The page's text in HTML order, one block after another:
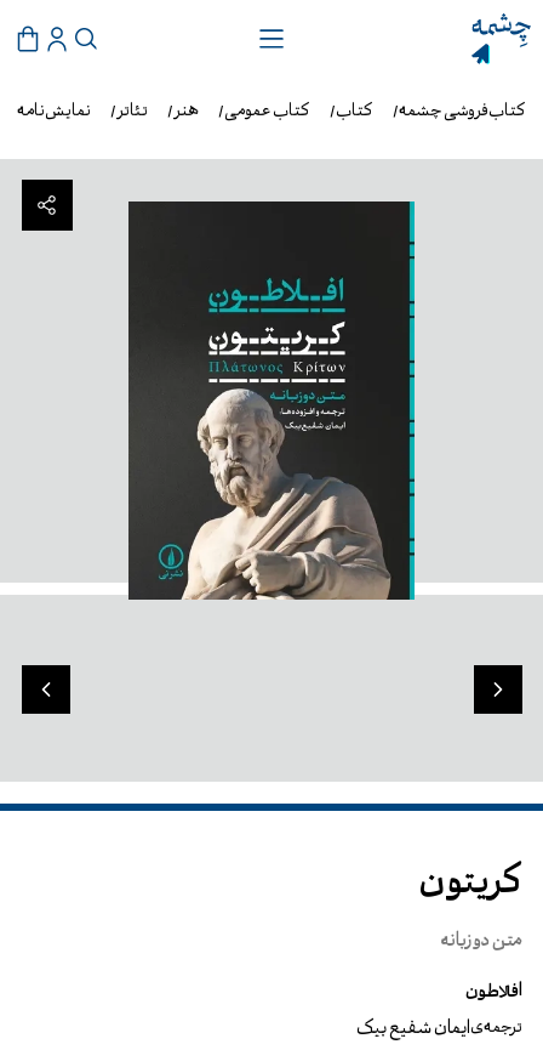
نمایش‌نامه تئاتر هنر کتاب عمومی کتاب کتاب‌فروشی چشمه
کریتون
متن دو زبانه
افلاطون
ترجمه‌یایمان شفیع بیک